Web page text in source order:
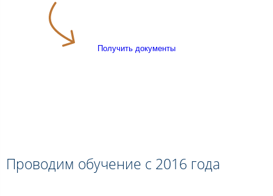
Получить документы
Проводим обучение с 2016 года